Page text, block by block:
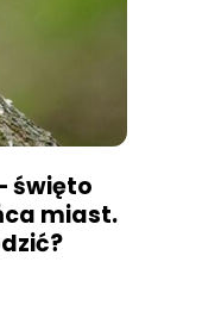
święto
miast.